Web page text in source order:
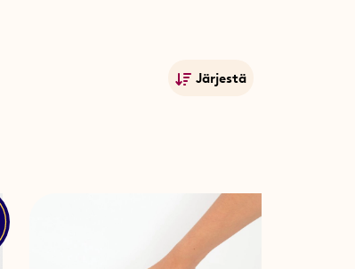
Järjestä
Korkein hinta
Julkistamispäivä